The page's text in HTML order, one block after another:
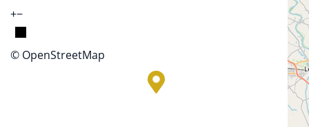
+−
© OpenStreetMap